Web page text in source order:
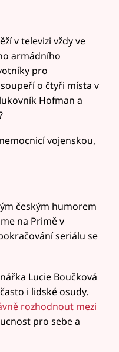
v televizi vždy ve
armádního
pro
o čtyři místa v
Hofman a
vojenskou,
českým humorem
na Primě v
seriálu se
Lucie Boučková
i lidské osudy.
rozhodnout mezi
pro sebe a